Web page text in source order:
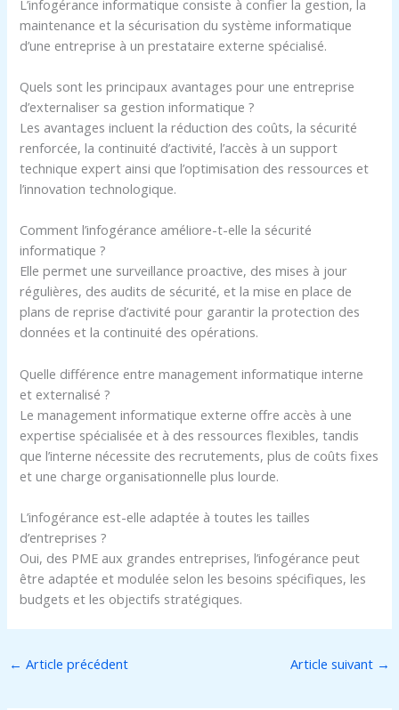
L’infogérance informatique consiste à confier la gestion, la
maintenance et la sécurisation du système informatique
d’une entreprise à un prestataire externe spécialisé.
Quels sont les principaux avantages pour une entreprise
d’externaliser sa gestion informatique ?
Les avantages incluent la réduction des coûts, la sécurité
renforcée, la continuité d’activité, l’accès à un support
technique expert ainsi que l’optimisation des ressources et
l’innovation technologique.
Comment l’infogérance améliore-t-elle la sécurité
informatique ?
Elle permet une surveillance proactive, des mises à jour
régulières, des audits de sécurité, et la mise en place de
plans de reprise d’activité pour garantir la protection des
données et la continuité des opérations.
Quelle différence entre management informatique interne
et externalisé ?
Le management informatique externe offre accès à une
expertise spécialisée et à des ressources flexibles, tandis
que l’interne nécessite des recrutements, plus de coûts fixes
et une charge organisationnelle plus lourde.
L’infogérance est-elle adaptée à toutes les tailles
d’entreprises ?
Oui, des PME aux grandes entreprises, l’infogérance peut
être adaptée et modulée selon les besoins spécifiques, les
budgets et les objectifs stratégiques.
← Article précédent Article suivant →